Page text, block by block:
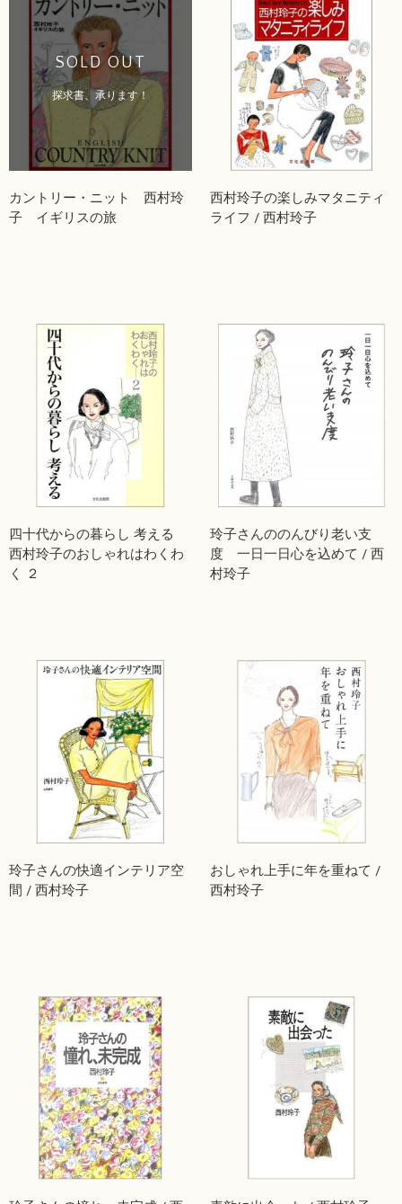
SOLD OUT
探求書、承ります！
カントリー・ニット 西村玲
子 イギリスの旅
西村玲子の楽しみマタニティ
ライフ / 西村玲子
四十代からの暮らし 考える
西村玲子のおしゃれはわくわ
く ２
玲子さんののんびり老い支
度 一日一日心を込めて / 西
村玲子
玲子さんの快適インテリア空
間 / 西村玲子
おしゃれ上手に年を重ねて /
西村玲子